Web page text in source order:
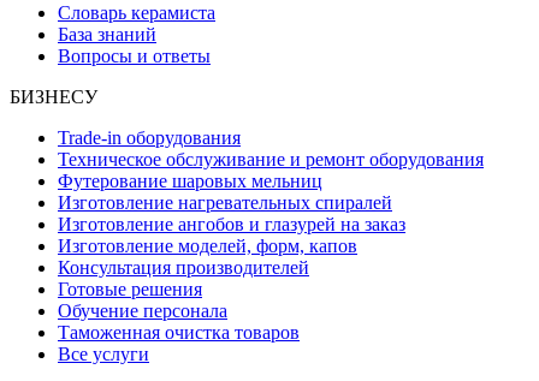
Словарь керамиста
База знаний
Вопросы и ответы
БИЗНЕСУ
Trade-in оборудования
Техническое обслуживание и ремонт оборудования
Футерование шаровых мельниц
Изготовление нагревательных спиралей
Изготовление ангобов и глазурей на заказ
Изготовление моделей, форм, капов
Консультация производителей
Готовые решения
Обучение персонала
Таможенная очистка товаров
Все услуги